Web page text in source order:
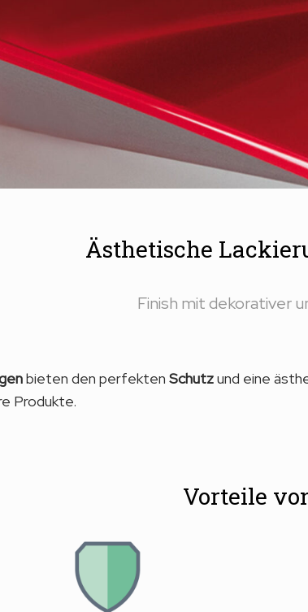
Ästhetische
Finish mit dekorativer
bieten den perfekten Schutzund eine
Produkte.
Vorteile